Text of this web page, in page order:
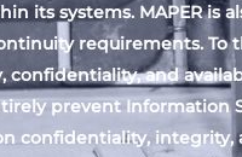
its systems. MAPER is
requirements.
and
prevent
confidentiality,